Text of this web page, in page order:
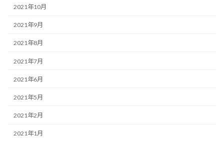
2021年10月
2021年9月
2021年8月
2021年7月
2021年6月
2021年5月
2021年2月
2021年1月